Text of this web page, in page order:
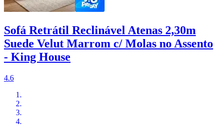
Sofá Retrátil Reclinável Atenas 2,30m
Suede Velut Marrom c/ Molas no Assento
- King House
4.6